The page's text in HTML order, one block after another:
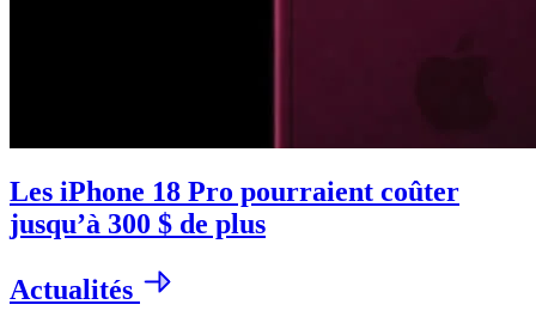
Les iPhone 18 Pro pourraient coûter
jusqu’à 300 $ de plus
Actualités